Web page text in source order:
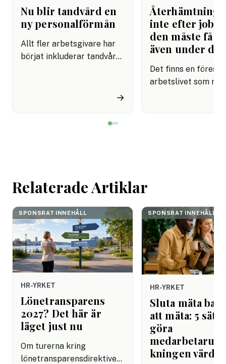
Nu blir tandvård en
ny personalförmån
Allt fler arbetsgivare har
börjat inkluderar tandvård i
miljon svenskar uppger att
→
Återhämtning
inte efter
den måste få
även under
Det finns en
arbetslivet som
Relaterade Artiklar
SPONSRAT INNEHÅLL
HR-YRKET
Lönetransparens
2027? Det här är
läget just nu
Om turerna kring
lönetransparensdirektivet
SPONSRAT INNEHÅLL
HR-YRKET
Sluta mäta
att mäta: 5 sätt
göra
kningen